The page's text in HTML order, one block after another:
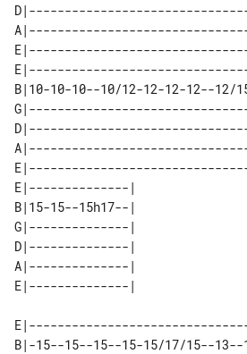
B|10-10-10--10/12-12-12-12--12/
E|--------------|
B|15-15--15h17--|
G|--------------|
D|--------------|
A|--------------|
B|-15--15--15--15-15/17/15--13--